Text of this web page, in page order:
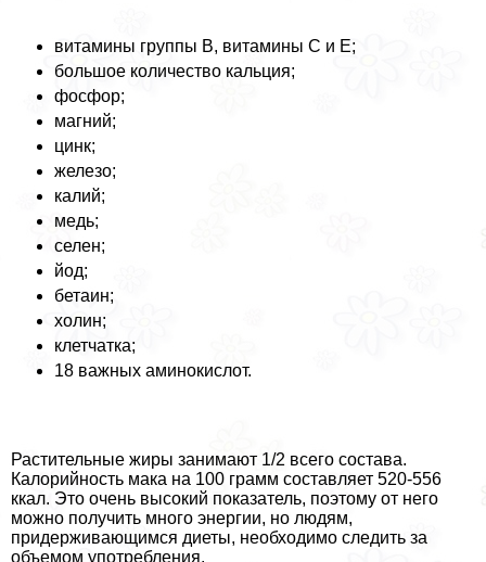
витамины группы B, витамины С и Е;
большое количество кальция;
фосфор;
магний;
цинк;
железо;
калий;
медь;
селен;
йод;
бетаин;
холин;
клетчатка;
18 важных аминокислот.
Растительные жиры занимают 1/2 всего состава.
Калорийность мака на 100 грамм составляет 520-556
ккал. Это очень высокий показатель, поэтому от него
можно получить много энергии, но людям,
придерживающимся диеты, необходимо следить за
объемом употрeбления.